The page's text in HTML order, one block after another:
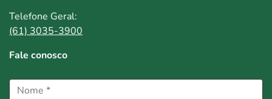
Telefone Geral:
(61) 3035-3900
Fale conosco